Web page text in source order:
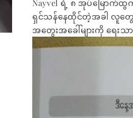
Nayvel ရဲ့ ၈ အုပ်မြောက်ထွ
ရှင်သန်နေထိုင်တဲ့အခါ လူတွ
အတွေးအခေါ်များကို ရေး